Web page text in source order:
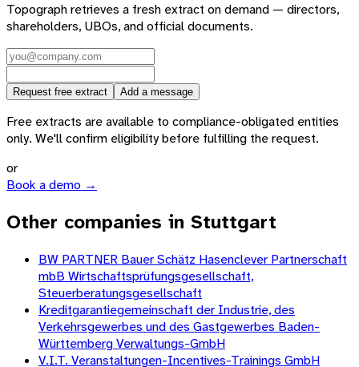
Topograph retrieves a fresh extract on demand — directors,
shareholders, UBOs, and official documents.
Request free extract Add a message
Free extracts are available to compliance-obligated entities
only. We'll confirm eligibility before fulfilling the request.
or
Book a demo →
Other companies in Stuttgart
BW PARTNER Bauer Schätz Hasenclever Partnerschaft
mbB Wirtschaftsprüfungsgesellschaft,
Steuerberatungsgesellschaft
Kreditgarantiegemeinschaft der Industrie, des
Verkehrsgewerbes und des Gastgewerbes Baden-
Württemberg Verwaltungs-GmbH
V.I.T. Veranstaltungen-Incentives-Trainings GmbH